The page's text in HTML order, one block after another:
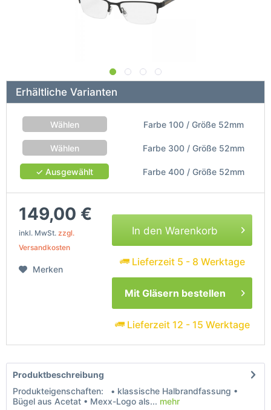
Erhältliche Varianten
Wählen Farbe 100 / Größe 52mm
Wählen Farbe 300 / Größe 52mm
✓ Ausgewählt Farbe 400 / Größe 52mm
149,00 €
inkl. MwSt. zzgl.
Versandkosten
Merken
In den Warenkorb
Lieferzeit 5 - 8 Werktage
Mit Gläsern bestellen
Lieferzeit 12 - 15 Werktage
Produktbeschreibung
Produkteigenschaften: • klassische Halbrandfassung •
Bügel aus Acetat • Mexx-Logo als... mehr